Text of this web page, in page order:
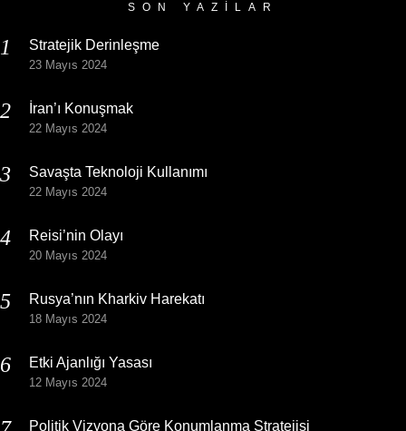
SON YAZILAR
Stratejik Derinleşme
23 Mayıs 2024
İran’ı Konuşmak
22 Mayıs 2024
Savaşta Teknoloji Kullanımı
22 Mayıs 2024
Reisi’nin Olayı
20 Mayıs 2024
Rusya’nın Kharkiv Harekatı
18 Mayıs 2024
Etki Ajanlığı Yasası
12 Mayıs 2024
Politik Vizyona Göre Konumlanma Stratejisi